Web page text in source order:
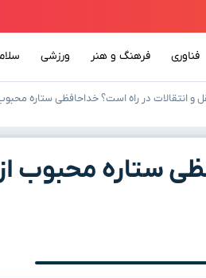
فناوری فرهنگ و هنر ورزشی
و انتقالات در راه است؟ خداحافظی ستاره محبوب
ستاره محبوب